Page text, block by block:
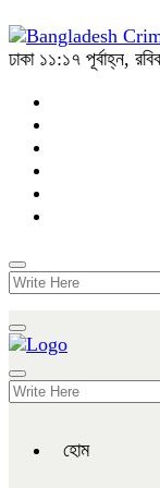
ঢাকা ১১:১৭ পূর্বাহ্ন,
হোম